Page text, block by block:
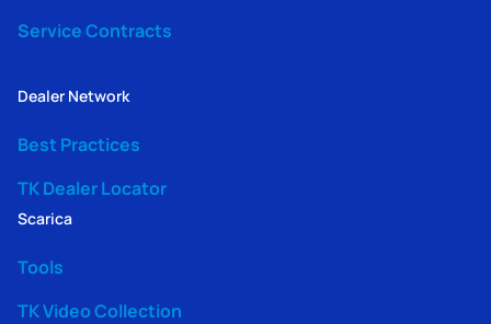
Service Contracts
Dealer Network
Best Practices
TK Dealer Locator
Scarica
Tools
TK Video Collection